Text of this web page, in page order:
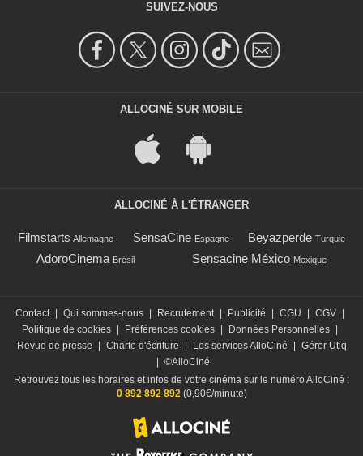
SUIVEZ-NOUS
ALLOCINÉ SUR MOBILE
ALLOCINÉ À L'ÉTRANGER
Filmstarts Allemagne SensaCine Espagne Beyazperde Turquie
AdoroCinema Brésil Sensacine México Mexique
Contact Qui sommes-nous Recrutement Publicité CGU CGV
Politique de cookies
Préférences cookies Données Personnelles
Revue de presse
Charte d'écriture Les services AlloCiné
Gérer Utiq
©AlloCiné
Retrouvez tous les horaires et infos de votre cinéma sur le numéro AlloCiné :
0 892 892 892(0,90€/minute)